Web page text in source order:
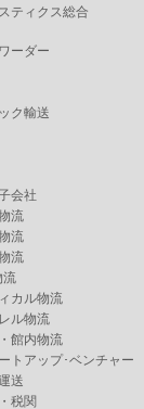
ティクス総合
ーダー
ク輸送
会社
流
流
流
流
カル物流
ル物流
館内物流
トアップ･ベンチャー
送
税関